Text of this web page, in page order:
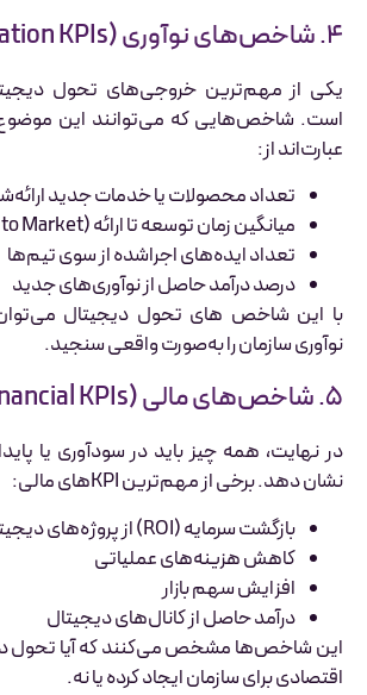
۴. شاخص‌های نوآوری (Innovation KPIs)
یکی از مهم‌ترین خروجی‌های تحول
است. شاخص‌هایی که می‌توانند این موضوع
عبارت‌اند از:
تعداد محصولات یا خدمات جدید
میانگین زمان توسعه تا ارائه (Time to Market)
تعداد ایده‌های اجراشده از سوی تیم‌ها
درصد درآمد حاصل از نوآوری‌های جدید
با این شاخص های تحول دیجیتال
نوآوری سازمان را به‌صورت واقعی سنجید.
۵. شاخص‌های مالی (Financial KPIs)
در نهایت، همه چیز باید در سودآوری یا
نشان دهد. برخی از مهم‌ترین KPIهای مالی:
بازگشت سرمایه (ROI) از پروژه‌های دیجیتال
کاهش هزینه‌های عملیاتی
افزایش سهم بازار
درآمد حاصل از کانال‌های دیجیتال
این شاخص‌ها مشخص می‌کنند که آیا تحول
اقتصادی برای سازمان ایجاد کرده یا نه.